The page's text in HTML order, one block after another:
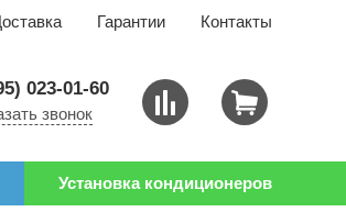
Гарантии Контакты
023-01-60
звонок
Установка кондиционеров